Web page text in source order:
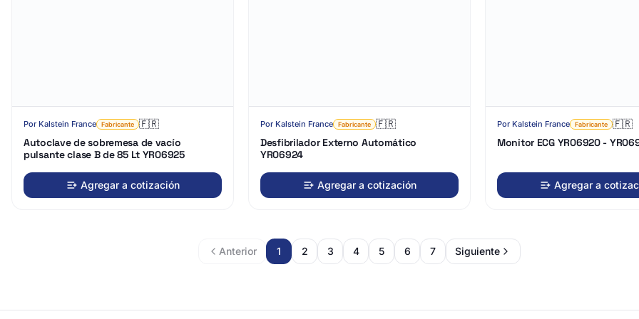
Por Kalstein France Fabricante 🇫🇷
Autoclave de sobremesa de vacío
pulsante clase B de 85 Lt YR06925
Agregar a cotización
Por Kalstein France Fabricante 🇫🇷
Desfibrilador Externo Automático
YR06924
Agregar a cotización
Por Kalstein France Fabricante 🇫🇷
Monitor ECG YR06920 -
Agregar a
Anterior 1 2 3 4 5 6 7 Siguiente